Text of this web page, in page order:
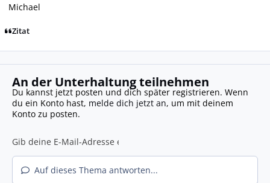
Michael
Zitat
An der Unterhaltung teilnehmen
Du kannst jetzt posten und dich später registrieren. Wenn
du ein Konto hast, melde dich jetzt an, um mit deinem
Konto zu posten.
Auf dieses Thema antworten...